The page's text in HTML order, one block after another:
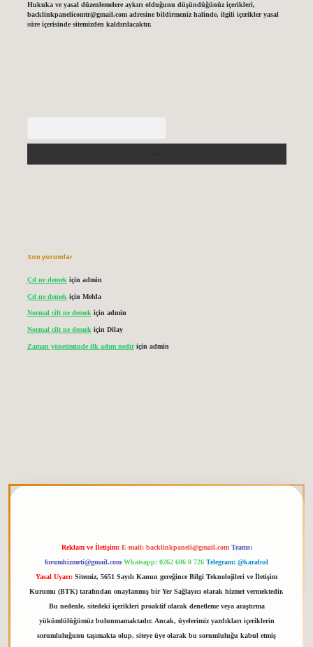
Hukuka ve yasal düzenlemelere aykırı olduğunu düşündüğünüz içerikleri,
backlinkpanelicomtr@gmail.comadresine bildirmeniz halinde, ilgili içerikler yasal
süre içerisinde sitemizden kaldırılacaktır.
Son yorumlar
Çıl ne demek için admin
Çıl ne demek için Melda
Normal cilt ne demekiçin admin
Normal cilt ne demek için Dilay
Zaman yönetiminde ilk adım nediriçin admin
Reklam ve İletişim: E-mail: backlinkpaneli@gmail.com Teams:
forumhizmeti@gmail.com Whatsapp: 0262 606 0 726 Telegram: @karabul
Yasal Uyarı: Sitemiz, 5651 Sayılı Kanun gereğince Bilgi Teknolojileri ve İletişim
Kurumu (BTK) tarafından onaylanmış bir Yer Sağlayıcı olarak hizmet vermektedir.
Bu nedenle, sitedeki içerikleri proaktif olarak denetleme veya araştırma
yükümlülüğümüz bulunmamaktadır. Ancak, üyelerimiz yazdıkları içeriklerin
sorumluluğunu taşımakta olup, siteye üye olarak bu sorumluluğu kabul etmiş